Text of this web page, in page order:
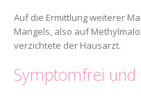
Auf die Ermittlung weiterer
Mangels, also auf
verzichtete der Hausarzt.
Symptomfrei